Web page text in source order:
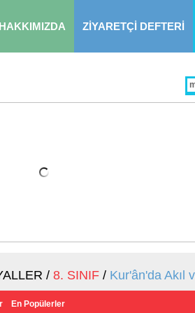
HAKKIMIZDA ZİYARETÇİ DEFTERİ
/ 8. SINIF / Kur'ân'da Akıl
En Popülerler